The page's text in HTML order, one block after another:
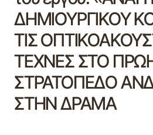
ΔΗΜΙΟΥΡΓΙΚΟΥ
ΤΙΣ
ΤΕΧΝΕΣ ΣΤΟ
ΣΤΡΑΤΟΠΕΔΟ
ΣΤΗΝ ΔΡΑΜΑ